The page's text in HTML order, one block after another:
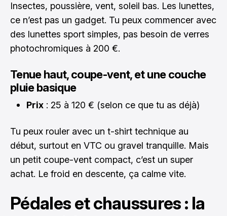
Insectes, poussière, vent, soleil bas. Les lunettes,
ce n’est pas un gadget. Tu peux commencer avec
des lunettes sport simples, pas besoin de verres
photochromiques à 200 €.
Tenue haut, coupe-vent, et une couche
pluie basique
Prix : 25 à 120 € (selon ce que tu as déjà)
Tu peux rouler avec un t-shirt technique au
début, surtout en VTC ou gravel tranquille. Mais
un petit coupe-vent compact, c’est un super
achat. Le froid en descente, ça calme vite.
Pédales et chaussures : la